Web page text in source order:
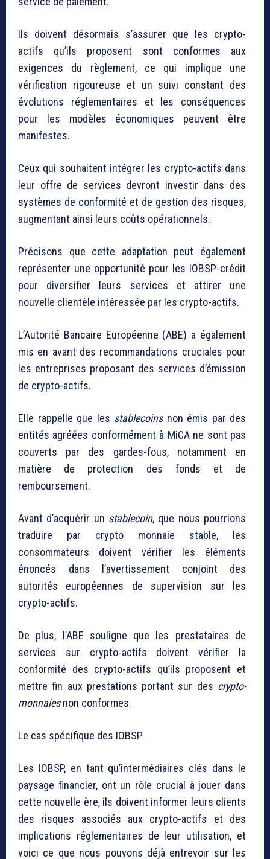
Ils doivent désormais s’assurer que les crypto-
actifs qu’ils proposent sont conformes aux
exigences du règlement, ce qui implique une
vérification rigoureuse et un suivi constant des
évolutions réglementaires et les conséquences
pour les modèles économiques peuvent être
manifestes.
Ceux qui souhaitent intégrer les crypto-actifs dans
leur offre de services devront investir dans des
systèmes de conformité et de gestion des risques,
augmentant ainsi leurs coûts opérationnels.
Précisons que cette adaptation peut également
représenter une opportunité pour les IOBSP-crédit
pour diversifier leurs services et attirer une
nouvelle clientèle intéressée par les crypto-actifs.
L’Autorité Bancaire Européenne (ABE) a également
mis en avant des recommandations cruciales pour
les entreprises proposant des services d’émission
de crypto-actifs.
Elle rappelle que les stablecoins non émis par des
entités agréées conformément à MiCA ne sont pas
couverts par des gardes-fous, notamment en
matière de protection des fonds et de
remboursement.
Avant d’acquérir un stablecoin, que nous pourrions
traduire par crypto monnaie stable, les
consommateurs doivent vérifier les éléments
énoncés dans l’avertissement conjoint des
autorités européennes de supervision sur les
crypto-actifs.
De plus, l’ABE souligne que les prestataires de
services sur crypto-actifs doivent vérifier la
conformité des crypto-actifs qu’ils proposent et
mettre fin aux prestations portant sur des crypto-
monnaiesnon conformes.
Le cas spécifique des IOBSP
Les IOBSP, en tant qu’intermédiaires clés dans le
paysage financier, ont un rôle crucial à jouer dans
cette nouvelle ère, ils doivent informer leurs clients
des risques associés aux crypto-actifs et des
implications réglementaires de leur utilisation, et
voici ce que nous pouvons déjà entrevoir sur les